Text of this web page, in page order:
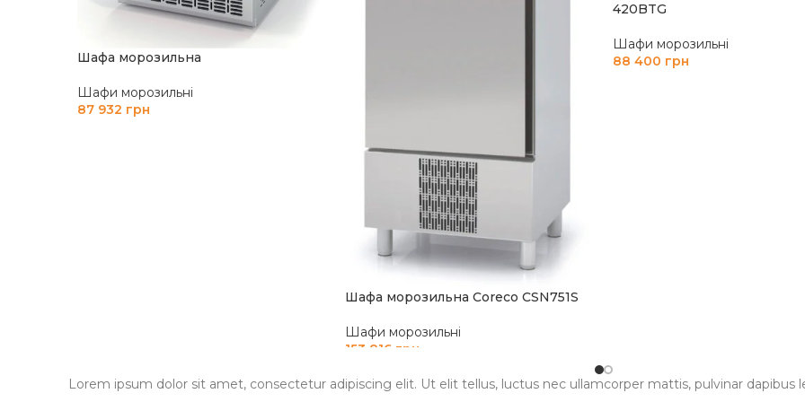
Шафа морозильна
Шафи морозильні
87 932 грн
Шафа морозильна Coreco CSN751S
Шафи морозильні
153 816 грн
420BTG
Шафи морозильні
88 400 грн
Lorem ipsum dolor sit amet, consectetur adipiscing elit. Ut elit tellus, luctus nec ullamcorper mattis, pulvinar dapibus